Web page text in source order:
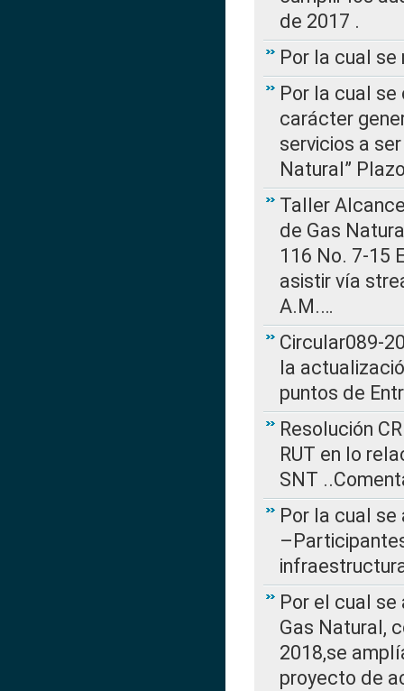
de 2017 .
Por la cual se
Por la cual
carácter
servicios a
Natural”
Taller
de Gas
116 No. 7-15
asistir vía
A.M.…
Circular089-
la
puntos de
Resolución
RUT en lo
SNT
Por la cual se
Por el cual
Gas Natural,
2018,se
proyecto de